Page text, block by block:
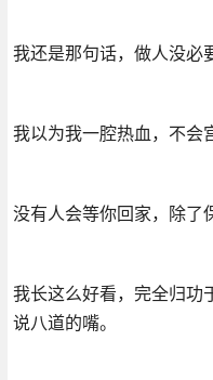
我还是那句话，做人没必
我以为我一腔热血，不会
没有人会等你回家，除了
我长这么好看，完全归功
说八道的嘴。